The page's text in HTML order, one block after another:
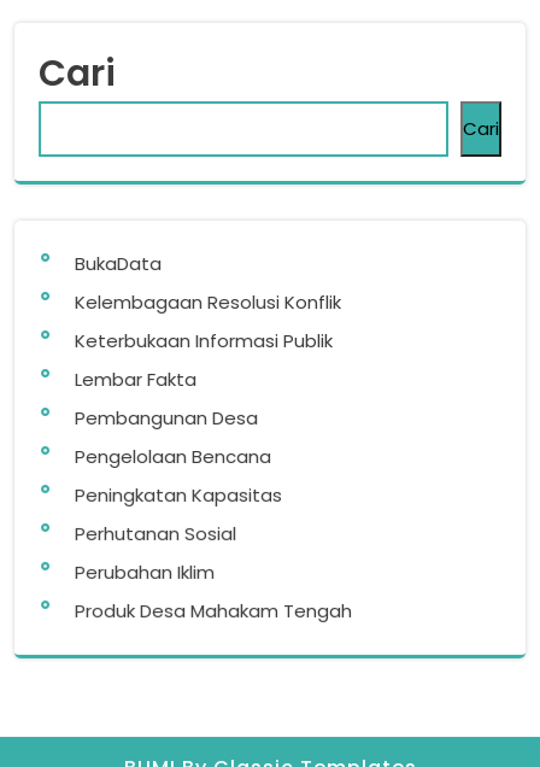
Cari
Cari
BukaData
Kelembagaan Resolusi Konflik
Keterbukaan Informasi Publik
Lembar Fakta
Pembangunan Desa
Pengelolaan Bencana
Peningkatan Kapasitas
Perhutanan Sosial
Perubahan Iklim
Produk Desa Mahakam Tengah